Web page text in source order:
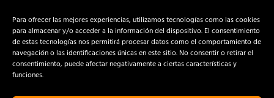
Para ofrecer las mejores experiencias, utilizamos tecnologías como las cookies
para almacenar y/o acceder a la información del dispositivo. El consentimiento
de estas tecnologías nos permitirá procesar datos como el comportamiento de
navegación o las identificaciones únicas en este sitio. No consentir o retirar el
consentimiento, puede afectar negativamente a ciertas características y
funciones.
Read More »